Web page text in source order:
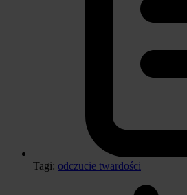
Tagi: odczucie twardości